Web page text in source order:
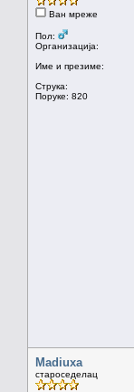
Ван мреже
Пол:
Организација:
Име и презиме:
Струка:
Поруке: 820
Madiuxa
староседелац